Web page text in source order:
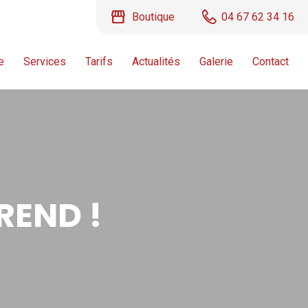
storefront Boutique 04 67 62 34 16
Services Tarifs Actualités Galerie Contact
!